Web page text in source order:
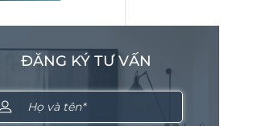
khách hàng có
chuyện cùng
gian thoải
ĐĂNG KÝ TƯ VẤN